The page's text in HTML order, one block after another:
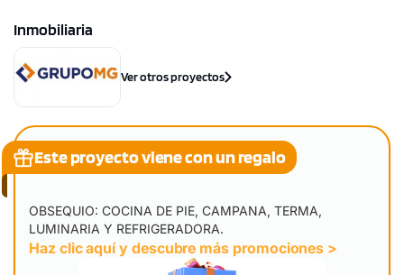
Inmobiliaria
Ver otros proyectos
OBSEQUIO: COCINA DE PIE, CAMPANA, TERMA,
LUMINARIA Y REFRIGERADORA.
Haz clic aquí y descubre más promociones >
Este proyecto viene con un regalo